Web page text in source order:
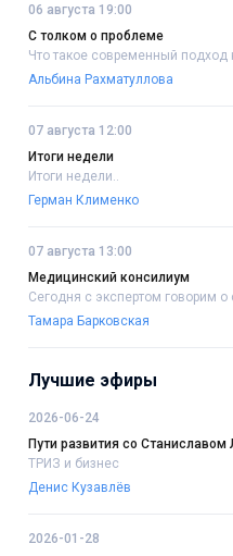
06 августа 19:00
С толком о проблеме
Что такое современный подход
Альбина Рахматуллова
07 августа 12:00
Итоги недели
Итоги недели..
Герман Клименко
07 августа 13:00
Медицинский консилиум
Сегодня с экспертом говорим о
Тамара Барковская
Лучшие эфиры
2026-06-24
Пути развития со Станиславом
ТРИЗ и бизнес
Денис Кузавлёв
2026-01-28